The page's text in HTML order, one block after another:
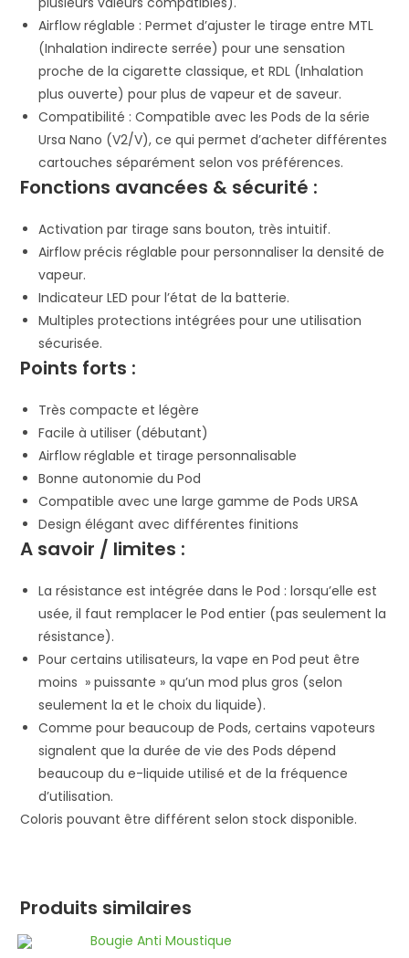
Airflow réglable : Permet d’ajuster le tirage entre MTL
(Inhalation indirecte serrée) pour une sensation
proche de la cigarette classique, et RDL (Inhalation
plus ouverte) pour plus de vapeur et de saveur.
Compatibilité : Compatible avec les Pods de la série
Ursa Nano (V2/V), ce qui permet d’acheter différentes
cartouches séparément selon vos préférences.
Fonctions avancées & sécurité :
Activation par tirage sans bouton, très intuitif.
Airflow précis réglable pour personnaliser la densité de
vapeur.
Indicateur LED pour l’état de la batterie.
Multiples protections intégrées pour une utilisation
sécurisée.
Points forts :
Très compacte et légère
Facile à utiliser (débutant)
Airflow réglable et tirage personnalisable
Bonne autonomie du Pod
Compatible avec une large gamme de Pods URSA
Design élégant avec différentes finitions
A savoir / limites :
La résistance est intégrée dans le Pod : lorsqu’elle est
usée, il faut remplacer le Pod entier (pas seulement la
résistance).
Pour certains utilisateurs, la vape en Pod peut être
moins » puissante » qu’un mod plus gros (selon
seulement la et le choix du liquide).
Comme pour beaucoup de Pods, certains vapoteurs
signalent que la durée de vie des Pods dépend
beaucoup du e-liquide utilisé et de la fréquence
d’utilisation.
Coloris pouvant être différent selon stock disponible.
Produits similaires